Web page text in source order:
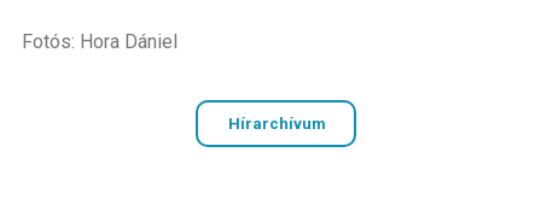
Fotós: Hora Dániel
Hírarchívum